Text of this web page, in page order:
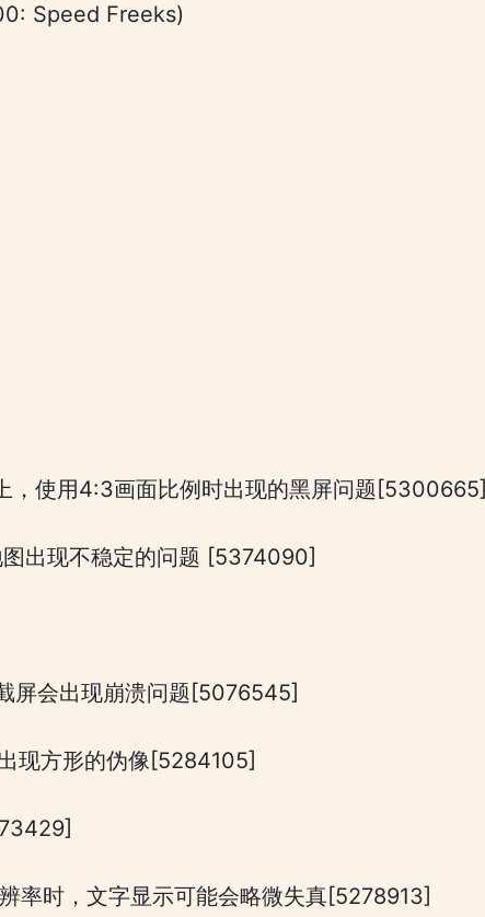
Speed Freeks)
，使用4:3画面比例时出现的黑屏问题[5300665]
图出现不稳定的问题 [5374090]
屏会出现崩溃问题[5076545]
现方形的伪像[5284105]
率时，文字显示可能会略微失真[5278913]